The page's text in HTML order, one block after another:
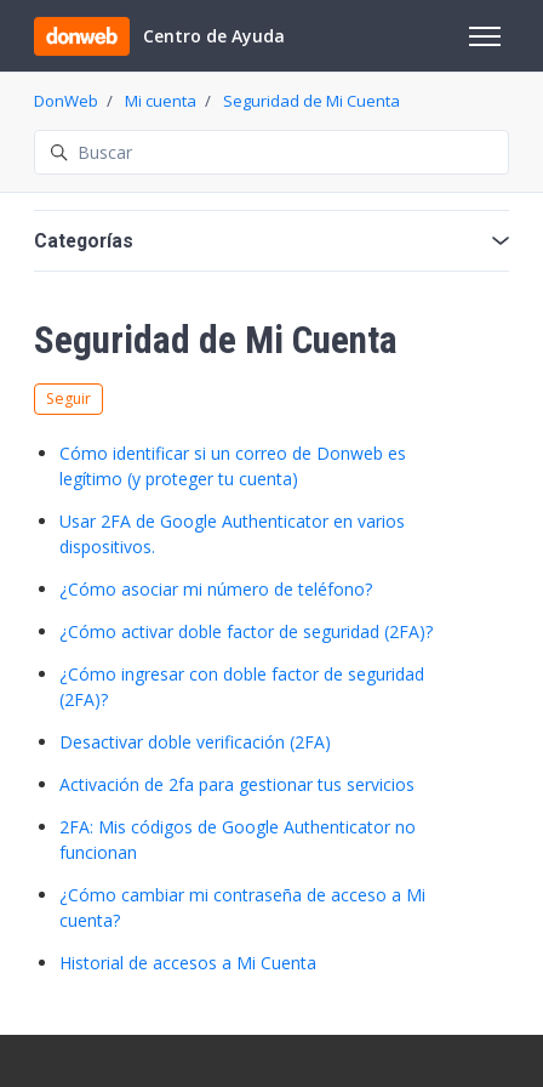
Saltar al contenido principal
Centro de Ayuda
Abrir/
DonWeb Mi cuenta Seguridad de Mi Cuenta
Búsqueda
Seguridad de Mi Cuenta
Seguir
Cómo identificar si un correo de Donweb es
legítimo (y proteger tu cuenta)
Usar 2FA de Google Authenticator en varios
dispositivos.
¿Cómo asociar mi número de teléfono?
¿Cómo activar doble factor de seguridad (2FA)?
¿Cómo ingresar con doble factor de seguridad
(2FA)?
Desactivar doble verificación (2FA)
Activación de 2fa para gestionar tus servicios
2FA: Mis códigos de Google Authenticator no
funcionan
¿Cómo cambiar mi contraseña de acceso a Mi
cuenta?
Historial de accesos a Mi Cuenta
Categorías